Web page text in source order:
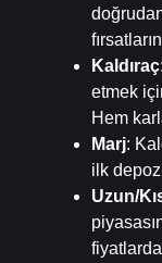
Kaldıraç
etmek
Hem
Marj:
ilk
Uzun/